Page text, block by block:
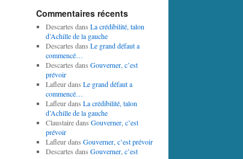
Commentaires récents
Descartes dans La crédibilité, talon
d’Achille de la gauche
Descartes dans Le grand défaut a
commencé…
Descartes dans Gouverner, c’est
prévoir
Lafleurdans Le grand défaut a
commencé…
Lafleurdans La crédibilité, talon
d’Achille de la gauche
Claustairedans Gouverner, c’est
prévoir
Lafleurdans Gouverner, c’est prévoir
Descartes dans Gouverner, c’est